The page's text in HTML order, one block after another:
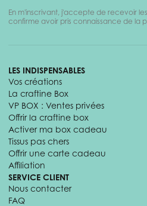
En m'inscrivant, j'accepte de recevoir
confirme avoir pris connaissance de la
LES INDISPENSABLES
Vos créations
La craftine Box
VP BOX : Ventes privées
Offrir la craftine box
Activer ma box cadeau
Tissus pas chers
Offrir une carte cadeau
Affiliation
SERVICE CLIENT
Nous contacter
FAQ